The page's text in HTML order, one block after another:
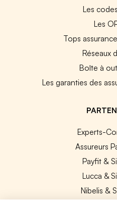
Les
Les
Tops
Réseaux
Boîte à
Les garanties des
Experts-
Assureurs
Payfit &
Lucca &
Nibelis &